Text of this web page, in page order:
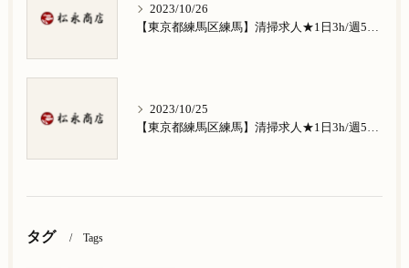
2023/10/26
【東京都練馬区練馬】清掃求人★1日3h/週5日/祝日お休み★南田中在住の方歓迎
2023/10/25
【東京都練馬区練馬】清掃求人★1日3h/週5日/祝日お休み★南大泉在住の方歓迎
タグ Tags